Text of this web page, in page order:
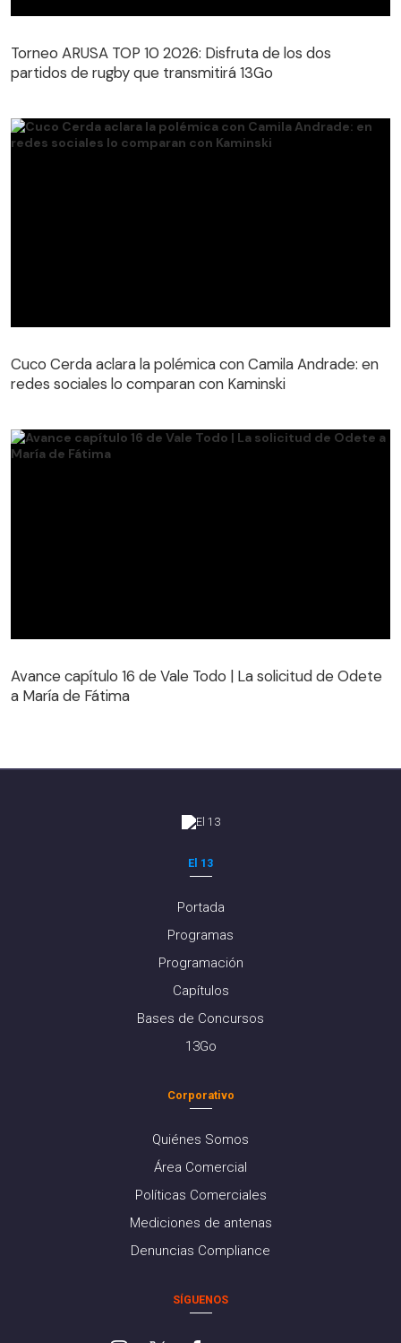
Torneo ARUSA TOP 10 2026: Disfruta de los dos
partidos de rugby que transmitirá 13Go
Cuco Cerda aclara la polémica con Camila Andrade: en
redes sociales lo comparan con Kaminski
a María de Fátima
Avance capítulo 16 de Vale Todo | La solicitud de Odete
a María de Fátima
El 13
Portada
Programas
Programación
Capítulos
Bases de Concursos
13Go
Corporativo
Quiénes Somos
Área Comercial
Políticas Comerciales
Mediciones de antenas
Denuncias Compliance
SÍGUENOS